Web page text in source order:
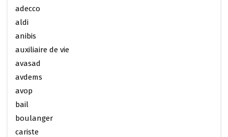
adecco
aldi
anibis
auxiliaire de vie
avasad
avdems
avop
bail
boulanger
cariste